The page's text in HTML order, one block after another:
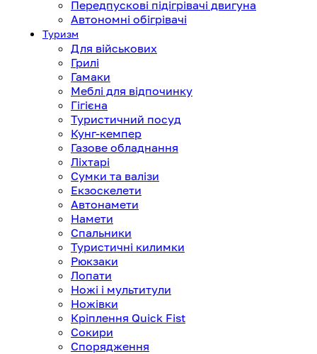
Передпускові підігрівачі двигуна
Автономні обігрівачі
Туризм
Для військових
Грилі
Гамаки
Меблі для відпочинку
Гігієна
Туристичний посуд
Кунг-кемпер
Газове обладнання
Ліхтарі
Сумки та валізи
Екзоскелети
Автонамети
Намети
Спальники
Туристичні килимки
Рюкзаки
Лопати
Ножі і мультитули
Ножівки
Кріплення Quick Fist
Сокири
Спорядження